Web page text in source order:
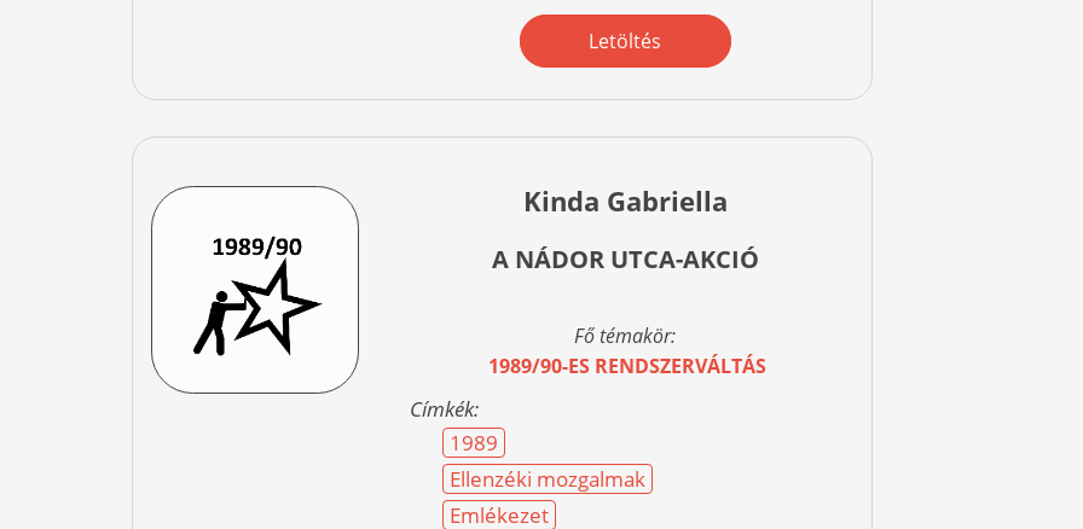
Letöltés
Kinda Gabriella
A NÁDOR UTCA-AKCIÓ
Fő témakör:
1989/90-ES RENDSZERVÁLTÁS
Címkék:
1989
Ellenzéki mozgalmak
Emlékezet